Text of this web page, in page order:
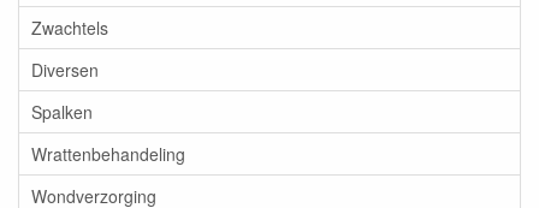
Zwachtels
Diversen
Spalken
Wrattenbehandeling
Wondverzorging